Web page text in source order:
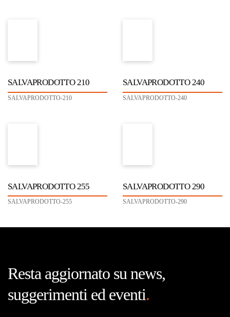
SALVAPRODOTTO 210
SALVAPRODOTTO-210
SALVAPRODOTTO 240
SALVAPRODOTTO-240
SALVAPRODOTTO 255
SALVAPRODOTTO-255
SALVAPRODOTTO 290
SALVAPRODOTTO-290
Resta aggiornato su news,
suggerimenti ed eventi.